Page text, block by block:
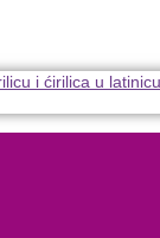
i ćirilica u